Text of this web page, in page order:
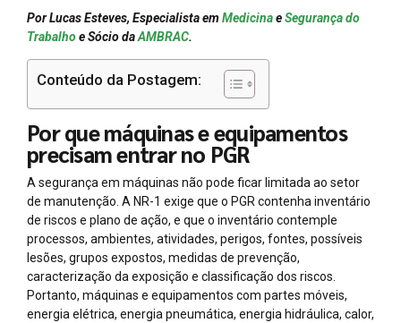
Por Lucas Esteves, Especialista emMedicinaeSegurança do
Trabalhoe Sócio daAMBRAC.
Conteúdo da Postagem:
Por que máquinas e equipamentos
precisam entrar no PGR
A segurança em máquinas não pode ficar limitada ao setor
de manutenção. A NR-1 exige que o PGR contenha inventário
de riscos e plano de ação, e que o inventário contemple
processos, ambientes, atividades, perigos, fontes, possíveis
lesões, grupos expostos, medidas de prevenção,
caracterização da exposição e classificação dos riscos.
Portanto, máquinas e equipamentos com partes móveis,
energia elétrica, energia pneumática, energia hidráulica, calor,